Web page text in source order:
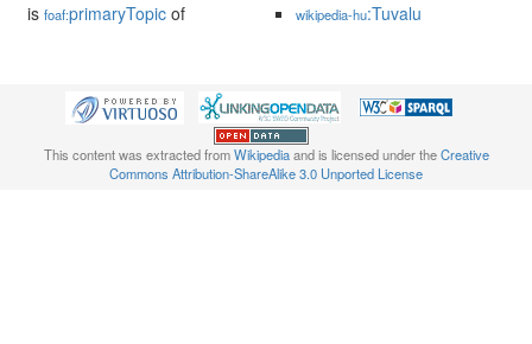
is foaf:primaryTopic of wikipedia-hu:Tuvalu
This content was extracted fromWikipediaand is licensed under theCreative
Commons Attribution-ShareAlike 3.0 Unported License